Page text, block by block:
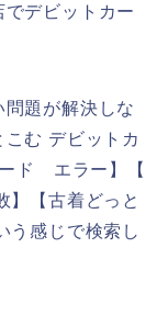
デビットカー
題が解決しな
む デビットカ
ド エラー】【
【古着どっと
感じで検索し